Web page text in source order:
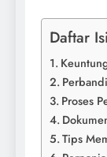
Daftar Isi
Proses
Tips